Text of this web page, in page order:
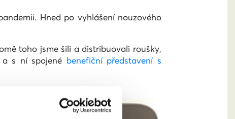
Hned po vyhlášení nouzového
toho jsme šili a distribuovali roušky,
a s ní spojené benefiční představení s